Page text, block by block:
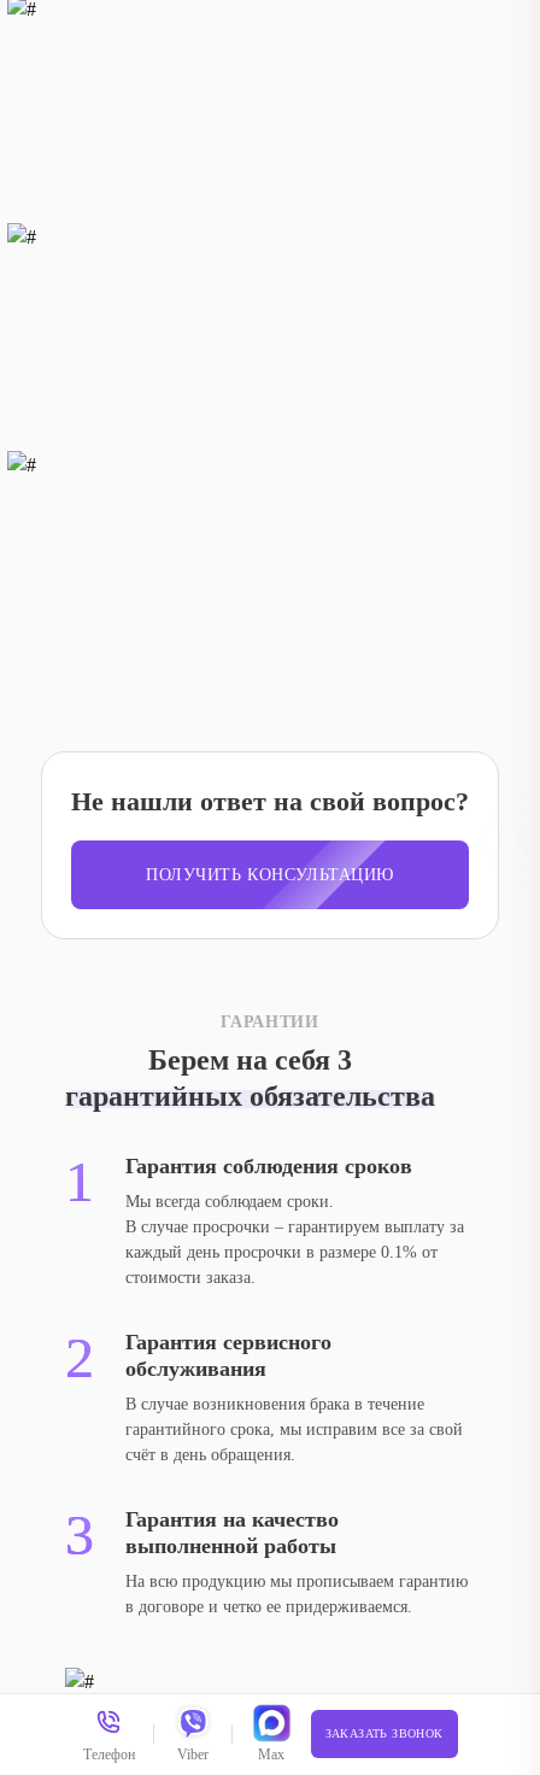
Телефон Viber Max
ЗАКАЗАТЬ ЗВОНОК
Не нашли ответ на свой вопрос?
ПОЛУЧИТЬ КОНСУЛЬТАЦИЮ
ГАРАНТИИ
Берем на себя 3
гарантийных обязательства
Гарантия соблюдения сроков
Мы всегда соблюдаем сроки.
В случае просрочки – гарантируем выплату за
каждый день просрочки в размере 0.1% от
стоимости заказа.
Гарантия сервисного
обслуживания
В случае возникновения брака в течение
гарантийного срока, мы исправим все за свой
счёт в день обращения.
Гарантия на качество
выполненной работы
На всю продукцию мы прописываем гарантию
в договоре и четко ее придерживаемся.